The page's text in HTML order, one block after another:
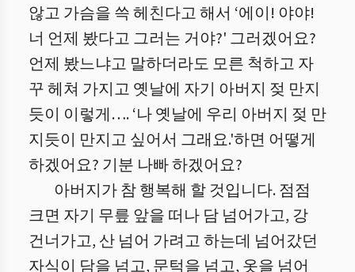
않고 가슴을 쓱 헤친다고 해서 ‘에이! 야야!
너 언제 봤다고 그러는 거야?' 그러겠어요?
언제 봤느냐고 말하더라도 모른 척하고 자
꾸 헤쳐 가지고 옛날에 자기 아버지 젖 만지
듯이 이렇게…. ‘나 옛날에 우리 아버지 젖 만
지듯이 만지고 싶어서 그래요.'하면 어떻게
하겠어요? 기분 나빠 하겠어요?
아버지가 참 행복해 할 것입니다. 점점
크면 자기 무릎 앞을 떠나 담 넘어가고, 강
건너가고, 산 넘어 가려고 하는데 넘어갔던
자식이 담을 넘고, 문턱을 넘고, 옷을 넘어